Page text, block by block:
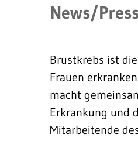
News/
Brustkrebs ist
Frauen
macht
Erkrankung und
Mitarbeitende